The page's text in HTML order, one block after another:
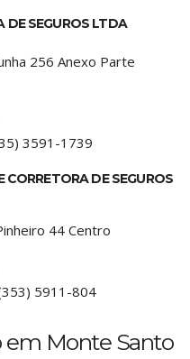
DE SEGUROS LTDA
256 Anexo Parte
3591-1739
CORRETORA DE SEGUROS
44 Centro
5911-804
em Monte Santo